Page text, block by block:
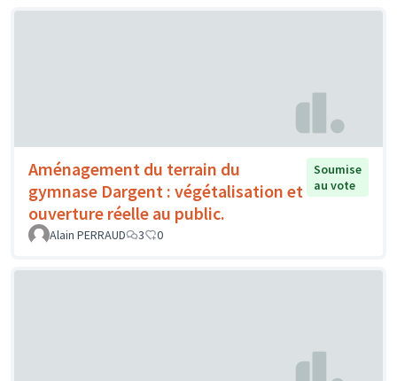
Aménagement du terrain du
gymnase Dargent : végétalisation et
ouverture réelle au public.
Soumise
au vote
Alain PERRAUD 3 0